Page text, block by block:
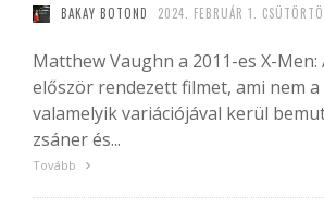
BAKAY BOTOND 2024. FEBRUÁR 1.
Matthew Vaughn a 2011-es X-Men:
először rendezett filmet, ami nem a
valamelyik variációjával kerül
zsáner és...
Tovább